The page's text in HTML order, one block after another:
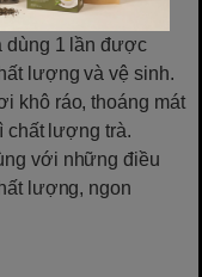
dùng 1 lần được
lượng và vệ sinh.
khô ráo, thoáng mát
chất lượng trà.
với những điều
lượng, ngon